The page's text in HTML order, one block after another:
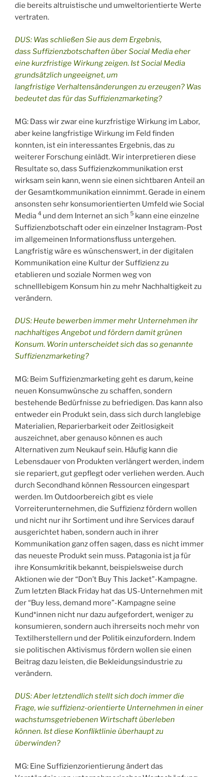
die bereits altruistische und umweltorientierte Werte
vertraten.
DUS: Was schließen Sie aus dem Ergebnis,
dass Suffizienzbotschaften über Social Media eher
eine kurzfristige Wirkung zeigen. Ist Social Media
grundsätzlich ungeeignet, um
langfristige Verhaltensänderungen zu erzeugen? Was
bedeutet das für das Suffizienzmarketing?
MG: Dass wir zwar eine kurzfristige Wirkung im Labor,
aber keine langfristige Wirkung im Feld finden
konnten, ist ein interessantes Ergebnis, das zu
weiterer Forschung einlädt. Wir interpretieren diese
Resultate so, dass Suffizienzkommunikation erst
wirksam sein kann, wenn sie einen sichtbaren Anteil an
der Gesamtkommunikation einnimmt. Gerade in einem
ansonsten sehr konsumorientierten Umfeld wie Social
Media 4 und dem Internet an sich 5 kann eine einzelne
Suffizienzbotschaft oder ein einzelner Instagram-Post
im allgemeinen Informationsfluss untergehen.
Langfristig wäre es wünschenswert, in der digitalen
Kommunikation eine Kultur der Suffizienz zu
etablieren und soziale Normen weg von
schnelllebigem Konsum hin zu mehr Nachhaltigkeit zu
verändern.
DUS: Heute bewerben immer mehr Unternehmen ihr
nachhaltiges Angebot und fördern damit grünen
Konsum. Worin unterscheidet sich das so genannte
Suffizienzmarketing?
MG: Beim Suffizienzmarketing geht es darum, keine
neuen Konsumwünsche zu schaffen, sondern
bestehende Bedürfnisse zu befriedigen. Das kann also
entweder ein Produkt sein, dass sich durch langlebige
Materialien, Reparierbarkeit oder Zeitlosigkeit
auszeichnet, aber genauso können es auch
Alternativen zum Neukauf sein. Häufig kann die
Lebensdauer von Produkten verlängert werden, indem
sie repariert, gut gepflegt oder verliehen werden. Auch
durch Secondhand können Ressourcen eingespart
werden. Im Outdoorbereich gibt es viele
Vorreiterunternehmen, die Suffizienz fördern wollen
und nicht nur ihr Sortiment und ihre Services darauf
ausgerichtet haben, sondern auch in ihrer
Kommunikation ganz offen sagen, dass es nicht immer
das neueste Produkt sein muss. Patagonia ist ja für
ihre Konsumkritik bekannt, beispielsweise durch
Aktionen wie der “Don’t Buy This Jacket”-Kampagne.
Zum letzten Black Friday hat das US-Unternehmen mit
der “Buy less, demand more”-Kampagne seine
Kund*innen nicht nur dazu aufgefordert, weniger zu
konsumieren, sondern auch ihrerseits noch mehr von
Textilherstellern und der Politik einzufordern. Indem
sie politischen Aktivismus fördern wollen sie einen
Beitrag dazu leisten, die Bekleidungsindustrie zu
verändern.
DUS: Aber letztendlich stellt sich doch immer die
Frage, wie suffizienz-orientierte Unternehmen in einer
wachstumsgetriebenen Wirtschaft überleben
können. Ist diese Konfliktlinie überhaupt zu
überwinden?
MG: Eine Suffizienzorientierung ändert das